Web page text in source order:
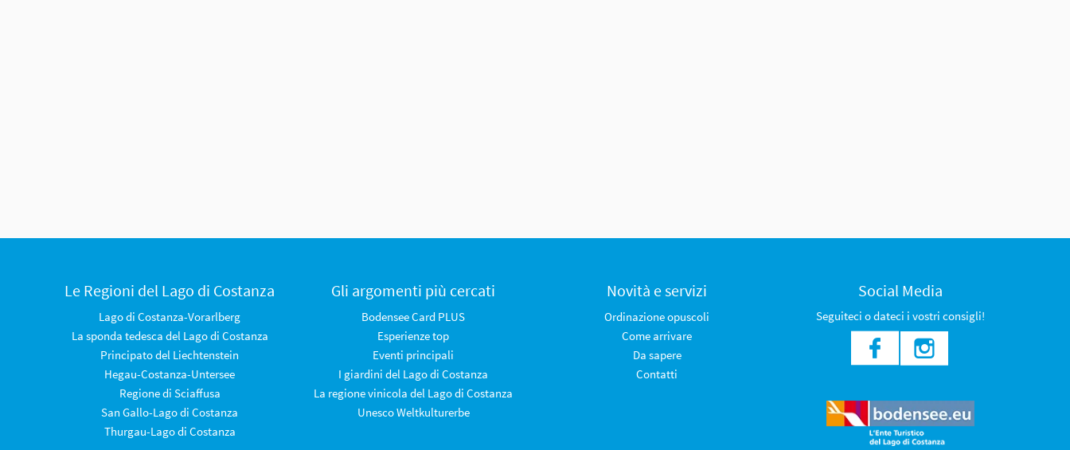
Le Regioni del Lago di Costanza
Lago di Costanza-Vorarlberg
La sponda tedesca del Lago di Costanza
Principato del Liechtenstein
Hegau-Costanza-Untersee
Regione di Sciaffusa
San Gallo-Lago di Costanza
Thurgau-Lago di Costanza
Gli argomenti più cercati
Bodensee Card PLUS
Esperienze top
Eventi principali
I giardini del Lago di Costanza
La regione vinicola del Lago di Costanza
Unesco Weltkulturerbe
Novità e servizi
Ordinazione opuscoli
Come arrivare
Da sapere
Contatti
Social Media
Seguiteci o dateci i vostri consigli!